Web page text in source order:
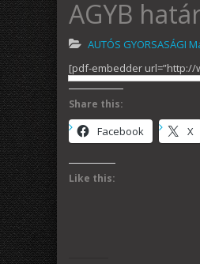
AGYB
AUTÓS GYORSASÁGI
[pdf-embedder url=”http://
Share this:
Facebook X
Like this: